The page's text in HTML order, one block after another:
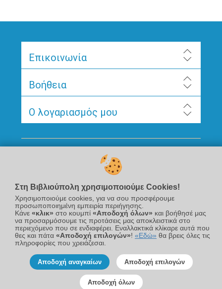
Επικοινωνία
Βοήθεια
Ο λογαριασμός μου
Ακολουθήστε μας
Newsletter
Στη Βιβλιούπολη χρησιμοποιούμε Cookies!
Χρησιμοποιούμε cookies, για να σου προσφέρουμε
προσωποποιημένη εμπειρία περιήγησης.
Κάνε «κλικ» στο κουμπί «Αποδοχή όλων» και βοήθησέ μας
να προσαρμόσουμε τις προτάσεις μας αποκλειστικά στο
περιεχόμενο που σε ενδιαφέρει. Εναλλακτικά κλίκαρε αυτά που
θες και πάτα «Αποδοχή επιλογών»! «Εδώ» θα βρεις όλες τις
πληροφορίες που χρειάζεσαι.
Αποδοχή αναγκαίων Αποδοχή επιλογών
Αποδοχή όλων